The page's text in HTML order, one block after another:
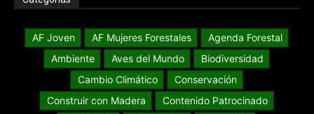
AF Joven AF Mujeres Forestales
Agenda Forestal
Ambiente
Aves del Mundo
Biodiversidad
Cambio Climático
Conservación
Construir con Madera
Contenido Patrocinado